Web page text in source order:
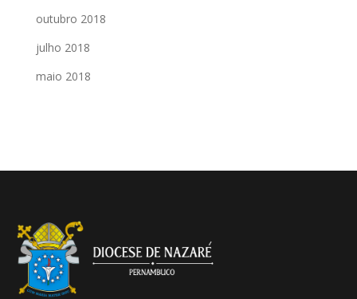
outubro 2018
julho 2018
maio 2018